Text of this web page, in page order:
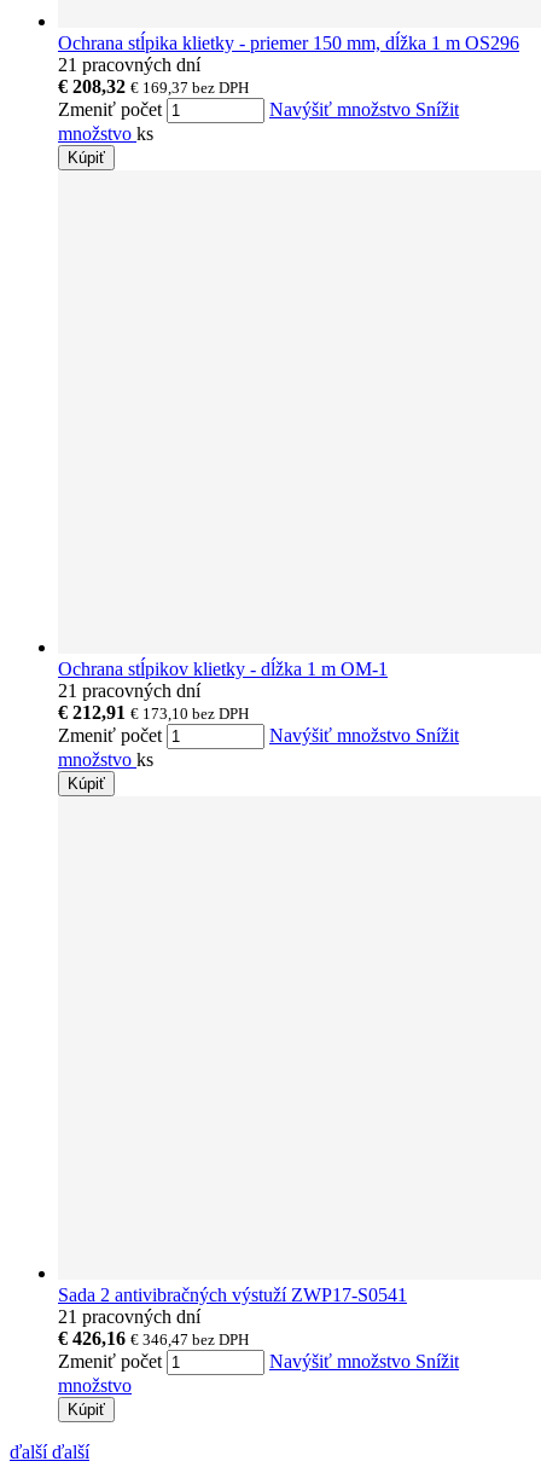
Ochrana stĺpika klietky - priemer 150 mm, dĺžka 1 m OS296
21 pracovných dní
€ 208,32 € 169,37 bez DPH
Zmeniť počet Navýšiť množstvo Snížit
množstvo ks
Kúpiť
Ochrana stĺpikov klietky - dĺžka 1 m OM-1
21 pracovných dní
€ 212,91 € 173,10 bez DPH
Zmeniť počet Navýšiť množstvo Snížit
množstvo ks
Kúpiť
Sada 2 antivibračných výstuží ZWP17-S0541
21 pracovných dní
€ 426,16 € 346,47 bez DPH
Zmeniť počet Navýšiť množstvo Snížit
množstvo
Kúpiť
ďalší ďalší